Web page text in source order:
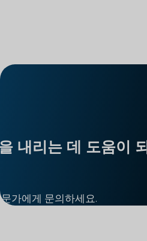
내리는 데 도움이
가에게 문의하세요.